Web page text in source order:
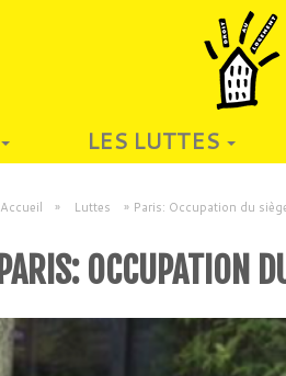
LES LUTTES
Accueil » Luttes » Paris: Occupation du
PARIS: OCCUPATION